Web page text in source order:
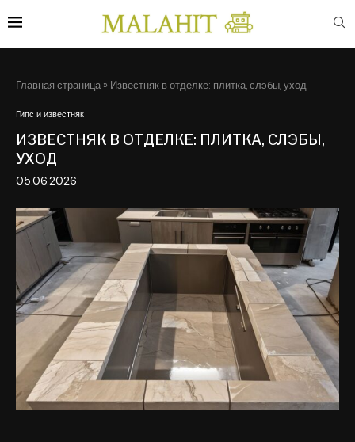
Главная страница » Известняк в отделке: плитка, слэбы, уход
Гипс и известняк
ИЗВЕСТНЯК В ОТДЕЛКЕ: ПЛИТКА, СЛЭБЫ,
УХОД
05.06.2026